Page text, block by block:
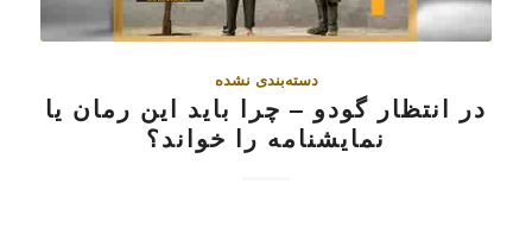
دسته‌بندی نشده
در انتظار گودو – چرا باید این رمان یا
نمایشنامه را خواند؟